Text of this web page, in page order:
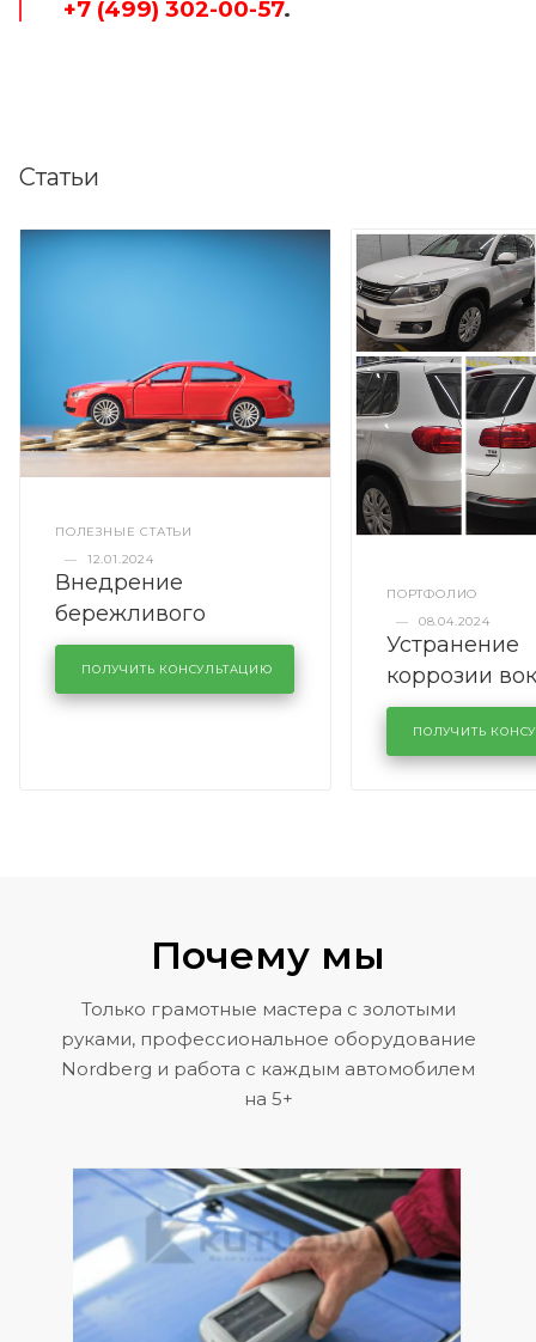
+7 (499) 302-00-57.
Статьи
ПОЛЕЗНЫЕ СТАТЬИ
—
12.01.2024
Внедрение
бережливого
производства в
кузовном сервисе
KUTUZOVV
ПОЛУЧИТЬ КОНСУЛЬТАЦИЮ
ПОРТФОЛИО
—
08.04.2024
Устранение
коррозии
лобового
районе
Volkswagen
ПОЛУЧИТЬ
Почему мы
Только грамотные мастера с золотыми
руками, профессиональное оборудование
Nordberg и работа с каждым автомобилем
на 5+